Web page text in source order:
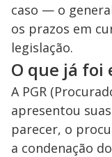
caso — o
os prazos em
legislação.
O que já foi
A PGR
apresentou
parecer, o
a condenação